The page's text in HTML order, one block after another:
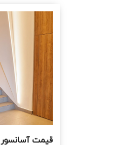
قیمت آسانسور ۶ نفره